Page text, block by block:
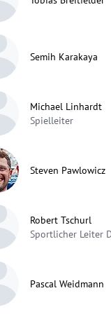
Semih Karakaya
Michael Linhardt
Spielleiter
Steven Pawlowicz
Robert Tschurl
Sportlicher Leiter
Pascal Weidmann